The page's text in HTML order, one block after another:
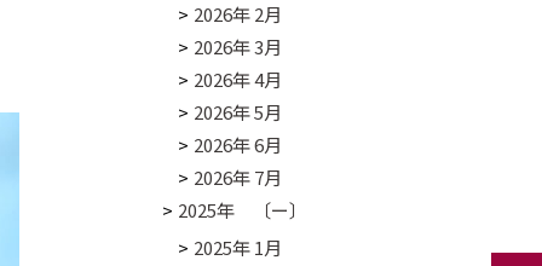
2026年 2月
2026年 3月
2026年 4月
2026年 5月
2026年 6月
2026年 7月
2025年 〔ー〕
2025年 1月